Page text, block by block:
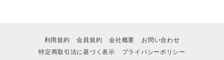
利用規約 会員規約 会社概要
お問い合わせ
特定商取引法に基づく表示
プライバシーポリシー